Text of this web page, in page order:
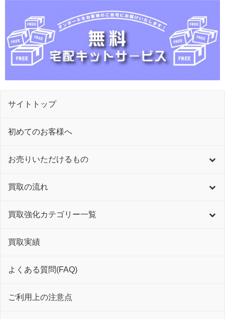
サイトトップ
初めてのお客様へ
お売りいただけるもの
買取の流れ
買取強化カテゴリー一覧
買取実績
よくある質問(FAQ)
ご利用上の注意点